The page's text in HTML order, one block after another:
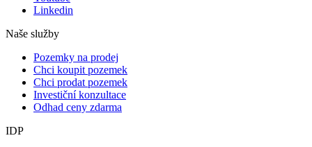
Linkedin
Naše služby
Pozemky na prodej
Chci koupit pozemek
Chci prodat pozemek
Investiční konzultace
Odhad ceny zdarma
IDP